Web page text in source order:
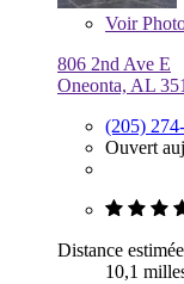
Voir
806 2nd Ave E
Oneonta, AL
(205)
Ouvert
Distance estimée
10,1